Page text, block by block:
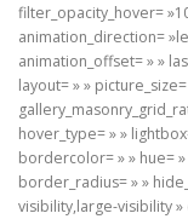
filter_opacity_hover=
animation_direction=
animation_offset= » »
layout= » »
hover_type= » »
bordercolor= » » hue= »
border_radius= » »
visibility,large-visibility »